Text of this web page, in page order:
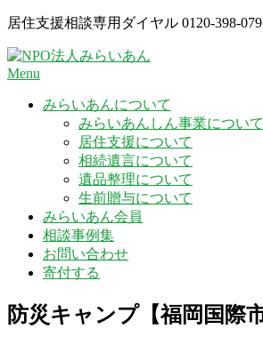
Skip
content
居住支援相談専用ダイヤル 0120-398-079
Menu
みらいあんについて
みらいあんしん事業について
居住支援について
相続遺言について
遺品整理について
生前贈与について
みらいあん会員
相談事例集
お問い合わせ
寄付する
防災キャンプ【福岡国際